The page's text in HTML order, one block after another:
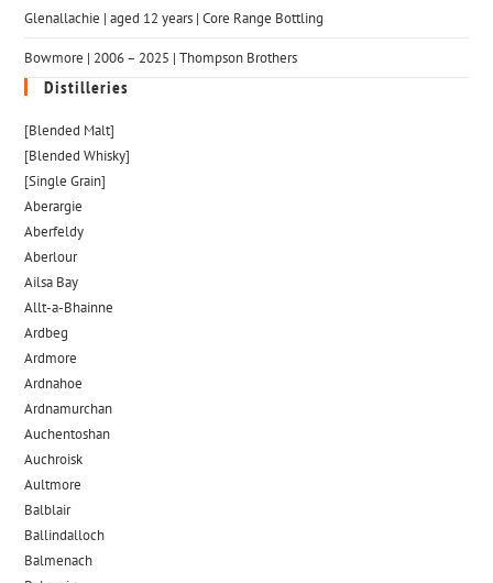
Glenallachie | aged 12 years | Core Range Bottling
Bowmore | 2006 – 2025 | Thompson Brothers
Distilleries
[Blended Malt]
[Blended Whisky]
[Single Grain]
Aberargie
Aberfeldy
Aberlour
Ailsa Bay
Allt-a-Bhainne
Ardbeg
Ardmore
Ardnahoe
Ardnamurchan
Auchentoshan
Auchroisk
Aultmore
Balblair
Ballindalloch
Balmenach